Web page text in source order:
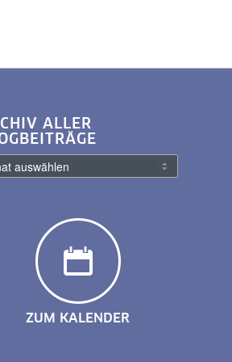
ALLER
ZUM KALENDER